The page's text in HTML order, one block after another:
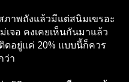
ภาพถังแล้วมีแต่สนิมเขรอะ
จอ คงเคยเห็นกันมาแล้ว
ดอยู่แค่ 20% แบบนี้ก็ควร
ว่า